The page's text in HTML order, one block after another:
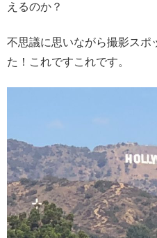
えるのか？
不思議に思いながら撮影スポ
た！これですこれです。